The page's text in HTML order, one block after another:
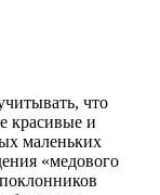
что
красивые и
маленьких
«медового